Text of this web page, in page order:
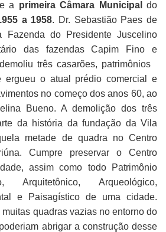
e a primeira Câmara Municipal
do
a 1958. Dr. Sebastião Paes de
Fazenda do Presidente Juscelino
das fazendas Capim Fino e
três casarões, patrimônios
ergueu o atual prédio comercial e
no começo dos anos 60, ao
Bueno. A demolição dos três
da história da fundação da Vila
metade de quadra no Centro
Cumpre preservar o Centro
assim como todo Patrimônio
Arquitetônico, Arqueológico,
e Paisagístico de uma cidade.
quadras vazias no entorno do
abrigar a construção desse